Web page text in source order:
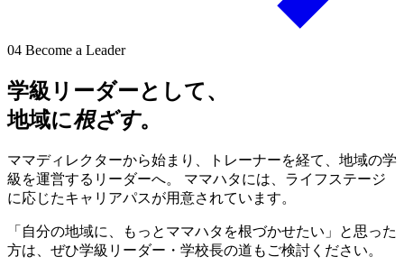
04 Become a Leader
学級リーダーとして、
地域に根ざす。
ママディレクターから始まり、トレーナーを経て、地域の学
級を運営するリーダーへ。 ママハタには、ライフステージ
に応じたキャリアパスが用意されています。
「自分の地域に、もっとママハタを根づかせたい」と思った
方は、ぜひ学級リーダー・学校長の道もご検討ください。